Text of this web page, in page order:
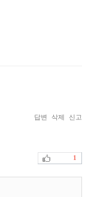
답변 삭제 신고
1